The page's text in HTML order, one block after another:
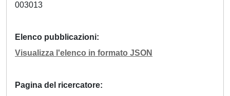
003013
Elenco pubblicazioni
Visualizza l'elenco in formato JSON
Pagina del ricercatore